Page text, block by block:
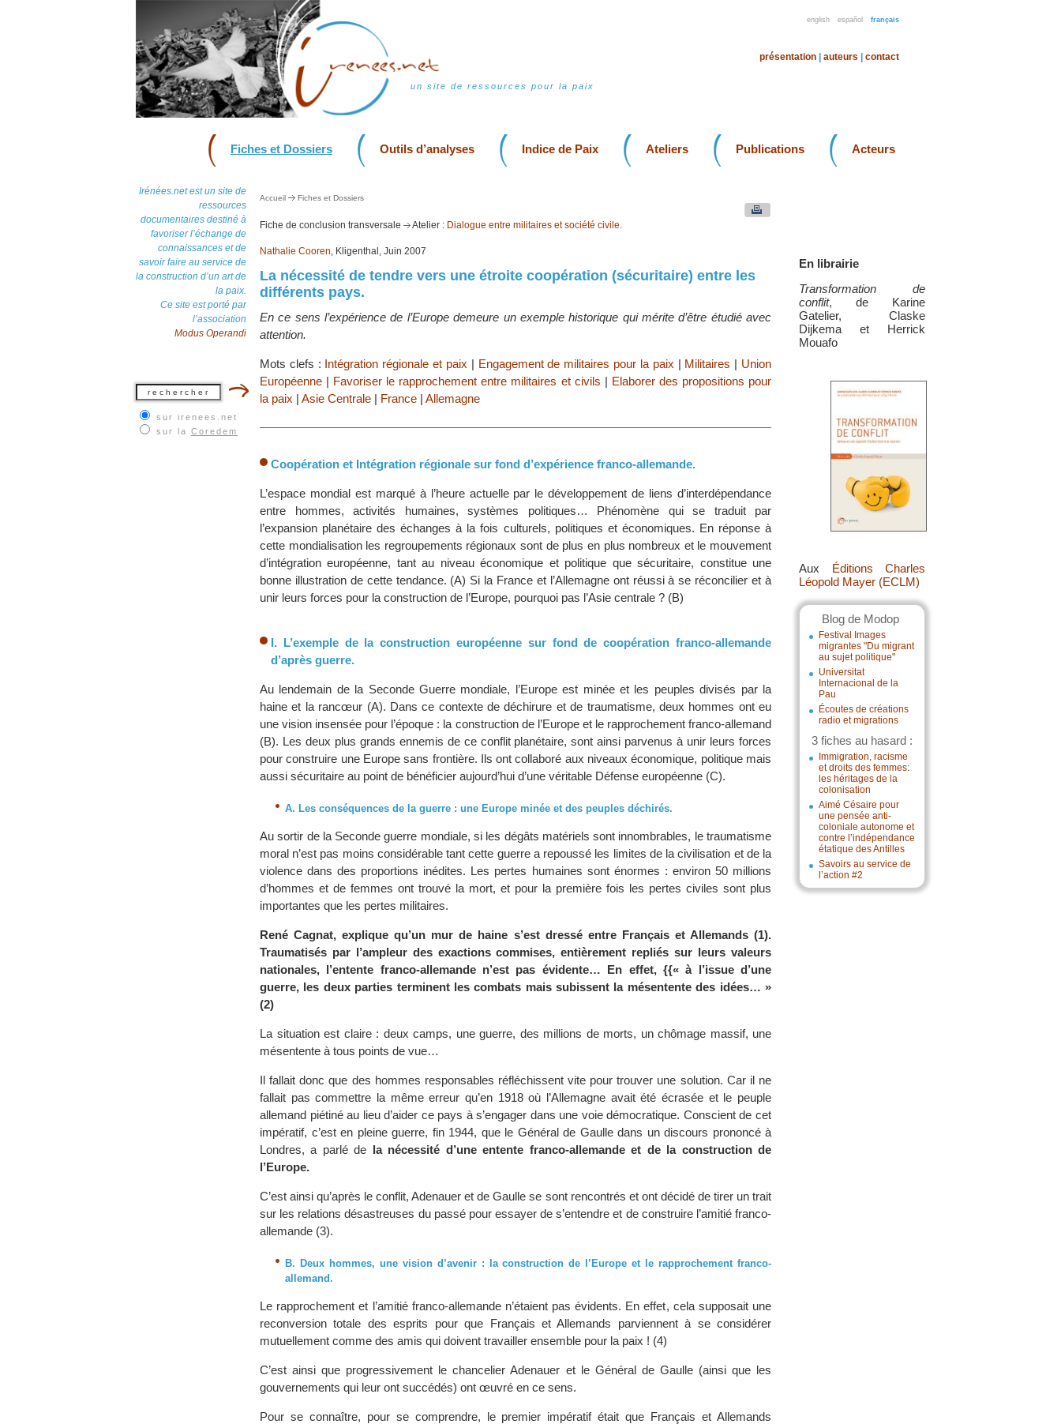
english español français
un site de ressources pour la paix
présentation auteurs contact
Fiches et Dossiers Outils d’analyses Indice de Paix Ateliers Publications Acteurs
Irénées.net est un site de
ressources
documentaires destiné à
favoriser l’échange de
connaissances et de
savoir faire au service de
la construction d’un art de
la paix.
Ce site est porté par
l’association
Modus Operandi
sur irenees.net
sur la Coredem
En librairie
Transformation de
conflit, de Karine
Gatelier, Claske
Dijkema et Herrick
Mouafo
Aux Éditions Charles
Léopold Mayer (ECLM)
Blog de Modop
Festival Images
migrantes "Du migrant
au sujet politique"
Universitat
Internacional de la
Pau
Écoutes de créations
radio et migrations
3 fiches au hasard :
Immigration, racisme
et droits des femmes:
les héritages de la
colonisation
Aimé Césaire pour
une pensée anti-
coloniale autonome et
contre l’indépendance
étatique des Antilles
Savoirs au service de
l’action #2
Accueil Fiches et Dossiers
Fiche de conclusion transversale Atelier : Dialogue entre militaires et société civile.
Nathalie Cooren, Kligenthal, Juin 2007
La nécessité de tendre vers une étroite coopération (sécuritaire) entre les
différents pays.
En ce sens l’expérience de l’Europe demeure un exemple historique qui mérite d’être étudié avec
attention.
Mots clefs : Intégration régionale et paix | Engagement de militaires pour la paix | Militaires | Union
Européenne | Favoriser le rapprochement entre militaires et civils | Elaborer des propositions pour
la paix | Asie Centrale | France | Allemagne
Coopération et Intégration régionale sur fond d’expérience franco-allemande.
L’espace mondial est marqué à l’heure actuelle par le développement de liens d’interdépendance
entre hommes, activités humaines, systèmes politiques… Phénomène qui se traduit par
l’expansion planétaire des échanges à la fois culturels, politiques et économiques. En réponse à
cette mondialisation les regroupements régionaux sont de plus en plus nombreux et le mouvement
d’intégration européenne, tant au niveau économique et politique que sécuritaire, constitue une
bonne illustration de cette tendance. (A) Si la France et l’Allemagne ont réussi à se réconcilier et à
unir leurs forces pour la construction de l’Europe, pourquoi pas l’Asie centrale ? (B)
I. L’exemple de la construction européenne sur fond de coopération franco-allemande
d’après guerre.
Au lendemain de la Seconde Guerre mondiale, l’Europe est minée et les peuples divisés par la
haine et la rancœur (A). Dans ce contexte de déchirure et de traumatisme, deux hommes ont eu
une vision insensée pour l’époque : la construction de l’Europe et le rapprochement franco-allemand
(B). Les deux plus grands ennemis de ce conflit planétaire, sont ainsi parvenus à unir leurs forces
pour construire une Europe sans frontière. Ils ont collaboré aux niveaux économique, politique mais
aussi sécuritaire au point de bénéficier aujourd’hui d’une véritable Défense européenne (C).
A. Les conséquences de la guerre : une Europe minée et des peuples déchirés.
Au sortir de la Seconde guerre mondiale, si les dégâts matériels sont innombrables, le traumatisme
moral n’est pas moins considérable tant cette guerre a repoussé les limites de la civilisation et de la
violence dans des proportions inédites. Les pertes humaines sont énormes : environ 50 millions
d’hommes et de femmes ont trouvé la mort, et pour la première fois les pertes civiles sont plus
importantes que les pertes militaires.
René Cagnat, explique qu’un mur de haine s’est dressé entre Français et Allemands (1).
Traumatisés par l’ampleur des exactions commises, entièrement repliés sur leurs valeurs
nationales, l’entente franco-allemande n’est pas évidente… En effet, {{« à l’issue d’une
guerre, les deux parties terminent les combats mais subissent la mésentente des idées… »
(2)
La situation est claire : deux camps, une guerre, des millions de morts, un chômage massif, une
mésentente à tous points de vue…
Il fallait donc que des hommes responsables réfléchissent vite pour trouver une solution. Car il ne
fallait pas commettre la même erreur qu’en 1918 où l’Allemagne avait été écrasée et le peuple
allemand piétiné au lieu d’aider ce pays à s’engager dans une voie démocratique. Conscient de cet
impératif, c’est en pleine guerre, fin 1944, que le Général de Gaulle dans un discours prononcé à
Londres, a parlé de la nécessité d’une entente franco-allemande et de la construction de
l’Europe.
C’est ainsi qu’après le conflit, Adenauer et de Gaulle se sont rencontrés et ont décidé de tirer un trait
sur les relations désastreuses du passé pour essayer de s’entendre et de construire l’amitié franco-
allemande (3).
B. Deux hommes, une vision d’avenir : la construction de l’Europe et le rapprochement franco-
allemand.
Le rapprochement et l’amitié franco-allemande n’étaient pas évidents. En effet, cela supposait une
reconversion totale des esprits pour que Français et Allemands parviennent à se considérer
mutuellement comme des amis qui doivent travailler ensemble pour la paix ! (4)
C’est ainsi que progressivement le chancelier Adenauer et le Général de Gaulle (ainsi que les
gouvernements qui leur ont succédés) ont œuvré en ce sens.
Pour se connaître, pour se comprendre, le premier impératif était que Français et Allemands